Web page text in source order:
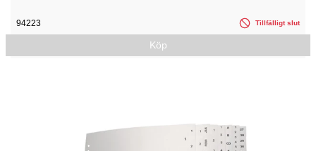
94223 Tillfälligt slut
Köp